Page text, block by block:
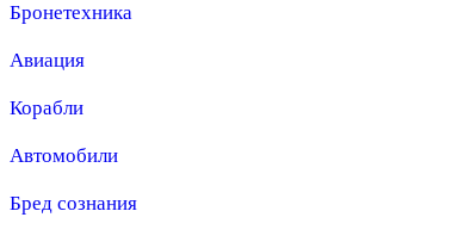
Бронетехника
Авиация
Корабли
Автомобили
Бред сознания